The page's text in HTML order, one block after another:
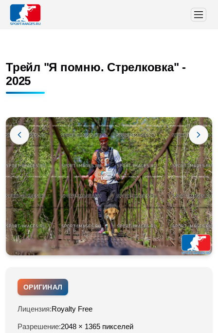
Трейл "Я помню. Стрелковка" -
2025
ОРИГИНАЛ
Лицензия:Royalty Free
Разрешение:2048 × 1365 пикселей